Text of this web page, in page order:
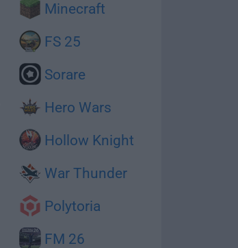
Minecraft
FS 25
Sorare
Hero Wars
Hollow Knight
War Thunder
Polytoria
FM 26